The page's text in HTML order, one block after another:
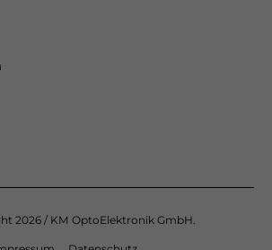
2026 / KM OptoElektronik GmbH.